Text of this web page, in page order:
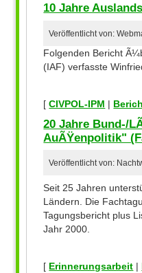
10 Jahre
Veröffentlicht von:
Folgenden Bericht
(IAF) verfasste
[CIVPOL-IPM |
20 Jahre Bund-/
AuÃŸenpolitik"
Veröffentlicht von:
Seit 25 Jahren
Ländern. Die
Tagungsbericht plus
Jahr 2000.
[ Erinnerungsarbeit |